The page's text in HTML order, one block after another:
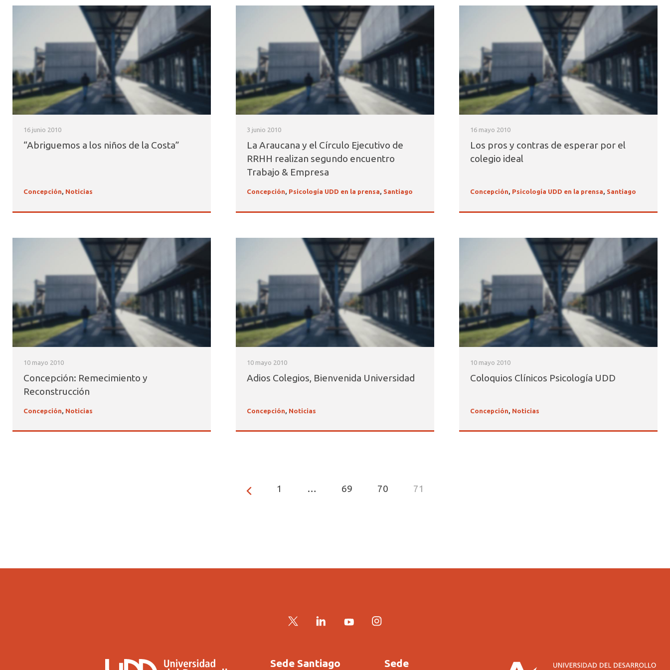
16 junio 2010
“Abriguemos a los niños de la Costa”
Concepción, Noticias
3 junio 2010
La Araucana y el Círculo Ejecutivo de
RRHH realizan segundo encuentro
Trabajo & Empresa
Concepción, Psicología UDD en la prensa, Santiago
16 mayo 2010
Los pros y contras de esperar por el
colegio ideal
Concepción, Psicología UDD en la prensa, Santiago
10 mayo 2010
Concepción: Remecimiento y
Reconstrucción
Concepción, Noticias
10 mayo 2010
Adios Colegios, Bienvenida Universidad
Concepción, Noticias
10 mayo 2010
Coloquios Clínicos Psicología UDD
Concepción, Noticias
1 … 69 70 71
Twitter LinkedInYouTubeInstagram
Sede Santiago Sede